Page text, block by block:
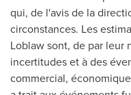
qui, de l'avis de la
circonstances. Les
Loblaw sont, de par leur
incertitudes et à des
commercial,